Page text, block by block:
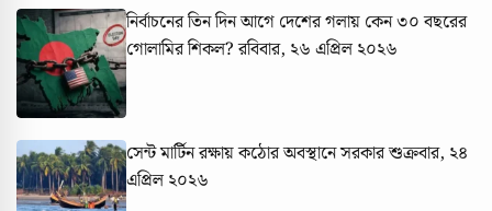
নির্বাচনের তিন দিন আগে দেশের গলায় কেন ৩০ বছরের
গোলামির শিকল? রবিবার, ২৬ এপ্রিল ২০২৬
সেন্ট মার্টিন রক্ষায় কঠোর অবস্থানে সরকারশুক্রবার, ২৪
এপ্রিল ২০২৬